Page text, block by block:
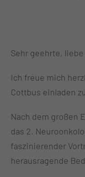
Sehr geehrte,
Ich freue mich
Cottbus einladen
Nach dem großen
das 2.
faszinierender
herausragende